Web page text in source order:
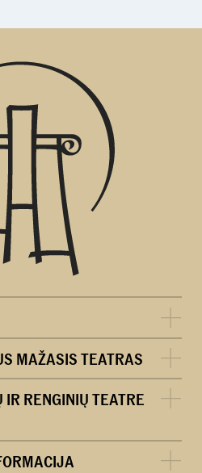
MAŽASIS TEATRAS
RENGINIŲ TEATRE